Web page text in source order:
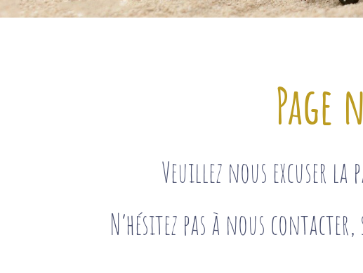
Veuillez nous excuser la
N’hésitez pas à nous